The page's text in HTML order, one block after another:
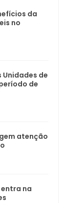
da
no
de
de
atenção
na